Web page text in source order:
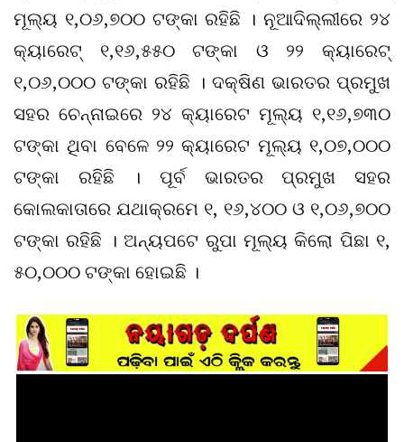
ମୂଲ୍ୟ ୧,୦୬,୭୦୦ ଟଙ୍କା ରହିଛି । ନୂଆଦିଲ୍ଲୀରେ ୨୪
କ୍ୟାରେଟ୍ ୧,୧୬,୫୫୦ ଟଙ୍କା ଓ ୨୨ କ୍ୟାରେଟ୍
୧,୦୬,୦୦୦ ଟଙ୍କା ରହିଛି । ଦକ୍ଷିଣ ଭାରତର ପ୍ରମୁଖ
ସହର ଚେନ୍ନାଇରେ ୨୪ କ୍ୟାରେଟ ମୂଲ୍ୟ ୧,୧୬,୭୩୦
ଟଙ୍କା ଥିବା ବେଳେ ୨୨ କ୍ୟାରେଟ ମୂଲ୍ୟ ୧,୦୭,୦୦୦
ଟଙ୍କା ରହିଛି । ପୂର୍ବ ଭାରତର ପ୍ରମୁଖ ସହର
କୋଲକାତାରେ ଯଥାକ୍ରମେ ୧, ୧୬,୪୦୦ ଓ ୧,୦୬,୭୦୦
ଟଙ୍କା ରହିଛି । ଅନ୍ୟପଟେ ରୁପା ମୂଲ୍ୟ କିଲୋ ପିଛା ୧,
୫୦,୦୦୦ ଟଙ୍କା ହୋଇଛି ।